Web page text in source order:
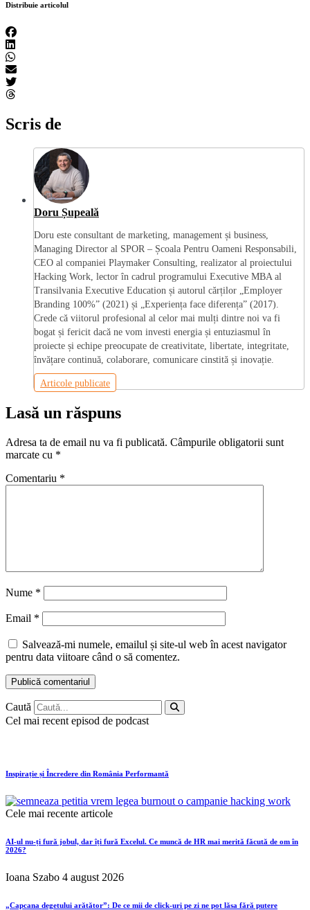
Distribuie articolul
Scris de
Doru Șupeală
Doru este consultant de marketing, management și business,
Managing Director al SPOR – Școala Pentru Oameni Responsabili,
CEO al companiei Playmaker Consulting, realizator al proiectului
Hacking Work, lector în cadrul programului Executive MBA al
Transilvania Executive Education și autorul cărților „Employer
Branding 100%” (2021) și „Experiența face diferența” (2017).
Crede că viitorul profesional al celor mai mulți dintre noi va fi
bogat și fericit dacă ne vom investi energia și entuziasmul în
proiecte și echipe preocupate de creativitate, libertate, integritate,
învățare continuă, colaborare, comunicare cinstită și inovație.
Articole publicate
Lasă un răspuns
Adresa ta de email nu va fi publicată. Câmpurile obligatorii sunt
marcate cu *
Comentariu *
Nume *
Email *
Salvează-mi numele, emailul și site-ul web în acest navigator
pentru data viitoare când o să comentez.
Caută
Cel mai recent episod de podcast
Inspirație și Încredere din România Performantă
Cele mai recente articole
AI-ul nu-ți fură jobul, dar îți fură Excelul. Ce muncă de HR mai merită făcută de om în
2026?
Ioana Szabo 4 august 2026
„Capcana degetului arătător”: De ce mii de click-uri pe zi ne pot lăsa fără putere